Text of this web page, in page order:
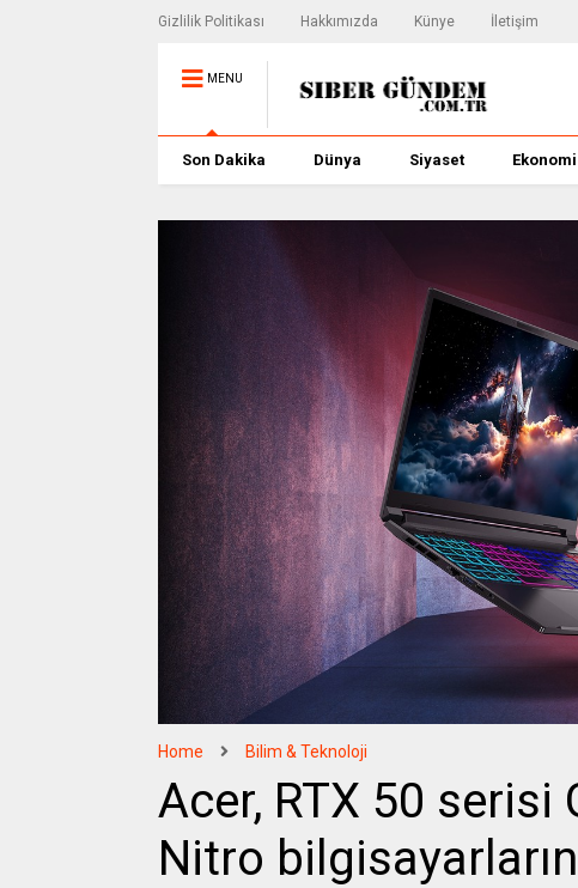
Gizlilik Politikası Hakkımızda Künye İletişim
MENU
Son Dakika Dünya Siyaset Ekonomi
Home Bilim & Teknoloji
Acer, RTX 50 serisi
Nitro